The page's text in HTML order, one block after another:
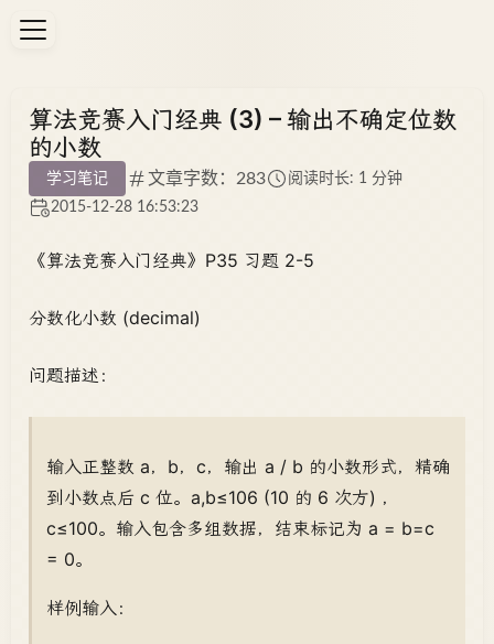
算法竞赛入门经典 (3) – 输出不确定位数
的小数
学习笔记 文章字数：283
阅读时长: 1 分钟
2015-12-28 16:53:23
《算法竞赛入门经典》P35 习题 2-5
分数化小数 (decimal)
问题描述：
输入正整数 a，b，c，输出 a / b 的小数形式，精确
到小数点后 c 位。a,b≤106 (10 的 6 次方) ，
c≤100。输入包含多组数据，结束标记为 a = b=c
= 0。
样例输入：